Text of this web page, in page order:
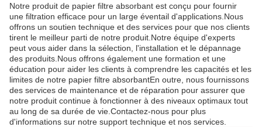
Notre produit de papier filtre absorbant est conçu pour fournir
une filtration efficace pour un large éventail d'applications.Nous
offrons un soutien technique et des services pour que nos clients
tirent le meilleur parti de notre produit.Notre équipe d'experts
peut vous aider dans la sélection, l'installation et le dépannage
des produits.Nous offrons également une formation et une
éducation pour aider les clients à comprendre les capacités et les
limites de notre papier filtre absorbantEn outre, nous fournissons
des services de maintenance et de réparation pour assurer que
notre produit continue à fonctionner à des niveaux optimaux tout
au long de sa durée de vie.Contactez-nous pour plus
d'informations sur notre support technique et nos services.